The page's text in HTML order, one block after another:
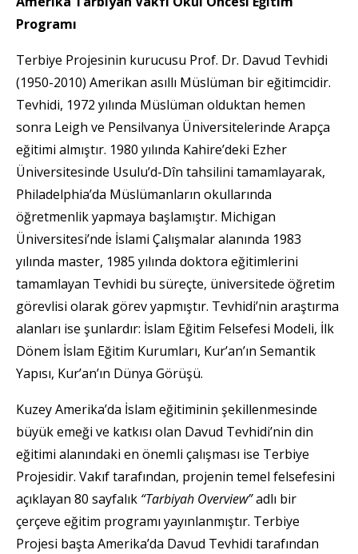
Programı
Terbiye Projesinin kurucusu Prof. Dr. Davud Tevhidi
(1950-2010) Amerikan asıllı Müslüman bir eğitimcidir.
Tevhidi, 1972 yılında Müslüman olduktan hemen
sonra Leigh ve Pensilvanya Üniversitelerinde Arapça
eğitimi almıştır. 1980 yılında Kahire’deki Ezher
Üniversitesinde Usulu’d-Dîn tahsilini tamamlayarak,
Philadelphia’da Müslümanların okullarında
öğretmenlik yapmaya başlamıştır. Michigan
Üniversitesi’nde İslami Çalışmalar alanında 1983
yılında master, 1985 yılında doktora eğitimlerini
tamamlayan Tevhidi bu süreçte, üniversitede öğretim
görevlisi olarak görev yapmıştır. Tevhidi’nin araştırma
alanları ise şunlardır: İslam Eğitim Felsefesi Modeli, İlk
Dönem İslam Eğitim Kurumları, Kur’an’ın Semantik
Yapısı, Kur’an’ın Dünya Görüşü.
Kuzey Amerika’da İslam eğitiminin şekillenmesinde
büyük emeği ve katkısı olan Davud Tevhidi’nin din
eğitimi alanındaki en önemli çalışması ise Terbiye
Projesidir. Vakıf tarafından, projenin temel felsefesini
açıklayan 80 sayfalık “Tarbiyah Overview”adlı bir
çerçeve eğitim programı yayınlanmıştır. Terbiye
Projesi başta Amerika’da Davud Tevhidi tarafından